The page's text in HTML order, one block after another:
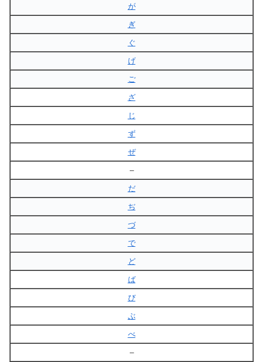
が
ぎ
ぐ
げ
ご
ざ
じ
ず
ぜ
–
だ
ぢ
づ
で
ど
ば
び
ぶ
べ
–